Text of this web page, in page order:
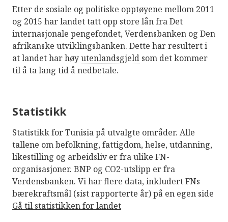
Etter de sosiale og politiske opptøyene mellom 2011
og 2015 har landet tatt opp store lån fra Det
internasjonale pengefondet, Verdensbanken og Den
afrikanske utviklingsbanken. Dette har resultert i
at landet har høyutenlandsgjeld som det kommer
til å ta lang tid å nedbetale.
Statistikk
Statistikk for Tunisia på utvalgte områder. Alle
tallene om befolkning, fattigdom, helse, utdanning,
likestilling og arbeidsliv er fra ulike FN-
organisasjoner. BNP og CO2-utslipp er fra
Verdensbanken. Vi har flere data, inkludert FNs
bærekraftsmål (sist rapporterte år) på en egen side
Gå til statistikken for landet